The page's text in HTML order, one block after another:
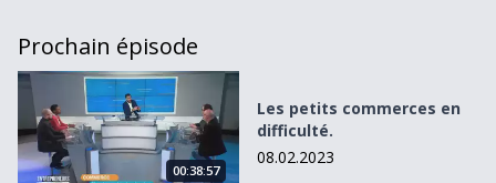
Prochain épisode
Les petits commerces en difficulté.
00:38:57
Les petits commerces en
difficulté.
08.02.2023